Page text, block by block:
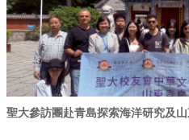
聖大參訪團赴青島探索海洋研究及